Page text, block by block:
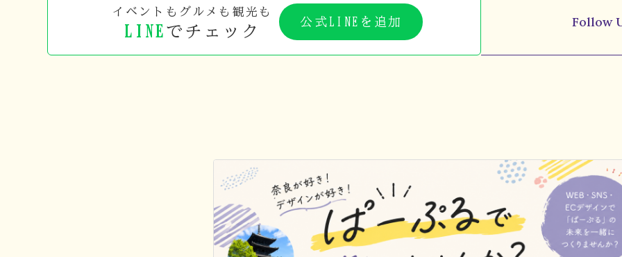
イベントもグルメも観光も
LINE でチェック
公式LINEを追加 Follow